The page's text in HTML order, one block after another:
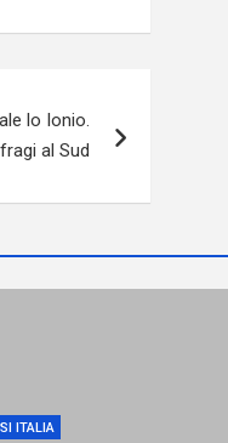
lo Ionio.
al Sud
ITALIA